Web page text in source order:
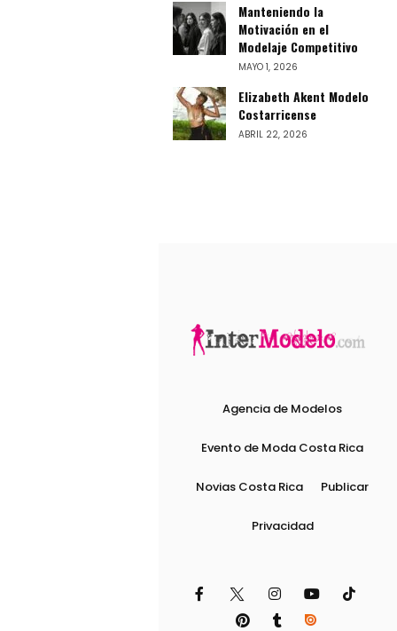
Manteniendo la
Motivación en el
Modelaje Competitivo
MAYO 1, 2026
Elizabeth Akent Modelo
Costarricense
ABRIL 22, 2026
Agencia de Modelos
Evento de Moda Costa Rica
Novias Costa Rica Publicar
Privacidad